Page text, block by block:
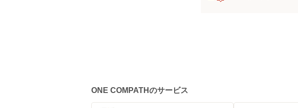
ONE COMPATHのサービス